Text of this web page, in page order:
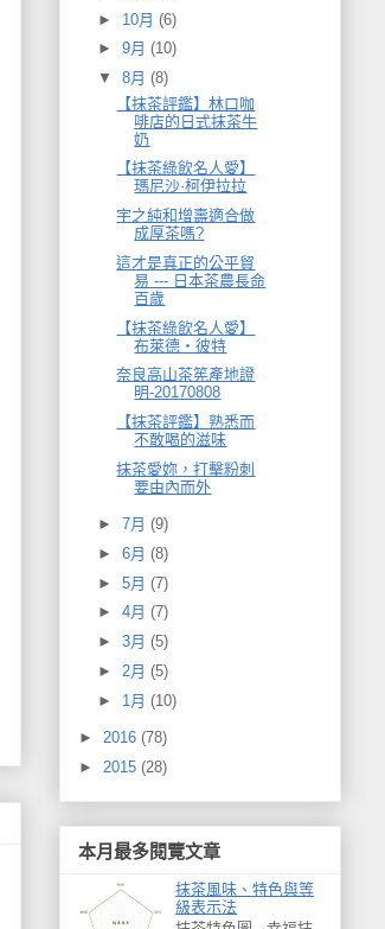
► 10月 (6)
► 9月 (10)
▼ 8月 (8)
【抹茶評鑑】林口咖
啡店的日式抹茶牛
奶
【抹茶綠飲名人愛】
瑪尼沙·柯伊拉拉
宇之純和增壽適合做
成厚茶嗎?
這才是真正的公平貿
易 --- 日本茶農長命
百歲
【抹茶綠飲名人愛】
布萊德・彼特
奈良高山茶筅產地證
明-20170808
【抹茶評鑑】熟悉而
不敢喝的滋味
抹茶愛妳，打擊粉刺
要由內而外
► 7月 (9)
► 6月 (8)
► 5月 (7)
► 4月 (7)
► 3月 (5)
► 2月 (5)
► 1月 (10)
► 2016 (78)
► 2015 (28)
本月最多閱覽文章
抹茶風味、特色與等
級表示法